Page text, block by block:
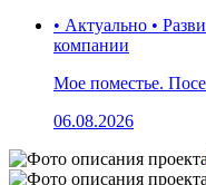
• Актуально •
компании
Мое поместье.
06.08.2026